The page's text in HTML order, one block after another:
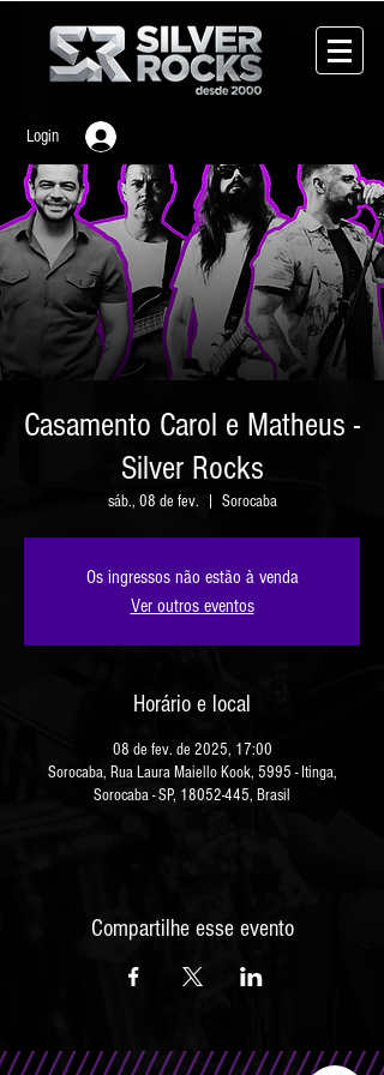
Login
Casamento Carol e Matheus -
Silver Rocks
sáb., 08 de fev. Sorocaba
Os ingressos não estão à venda
Ver outros eventos
Horário e local
08 de fev. de 2025, 17:00
Sorocaba, Rua Laura Maiello Kook, 5995 - Itinga,
Sorocaba - SP, 18052-445, Brasil
Compartilhe esse evento